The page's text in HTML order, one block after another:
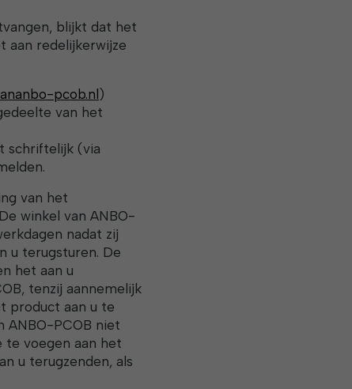
blijkt dat het
aan redelijkerwijze
pcob.nl )
van het
schriftelijk (via
van het
winkel van ANBO-
nadat zij
u terugsturen. De
het aan u
tenzij aannemelijk
product aan u te
ANBO-PCOB niet
voegen aan het
u terugzenden, als